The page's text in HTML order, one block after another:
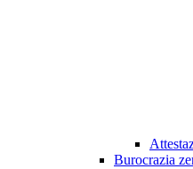
Burocrazia